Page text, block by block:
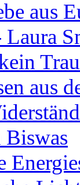
aus
Laura
aus